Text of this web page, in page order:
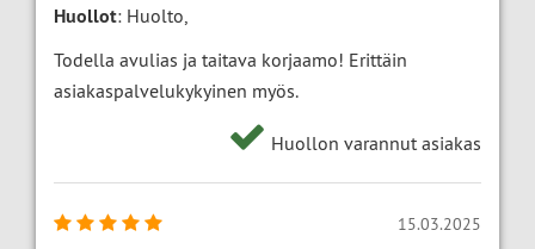
Huollot: Huolto,
Todella avulias ja taitava korjaamo! Erittäin
asiakaspalvelukykyinen myös.
Huollon varannut asiakas
15.03.2025